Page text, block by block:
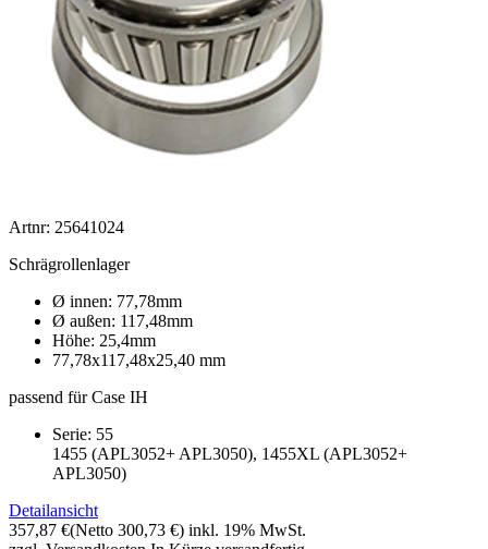
Artnr: 25641024
Schrägrollenlager
Ø innen: 77,78mm
Ø außen: 117,48mm
Höhe: 25,4mm
77,78x117,48x25,40 mm
passend für Case IH
Serie: 55
1455 (APL3052+ APL3050), 1455XL (APL3052+
APL3050)
Detailansicht
357,87 €(Netto 300,73 €) inkl. 19% MwSt.